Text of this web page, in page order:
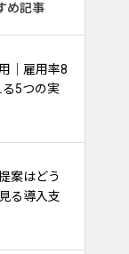
め記事
｜雇用率8
5つの実
案はどう
る導入支
”から“現
へ｜最新
の備え
「給与前
・定着支